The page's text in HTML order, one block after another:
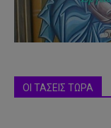
ΟΙ ΤΑΣΕΙΣ ΤΩΡΑ